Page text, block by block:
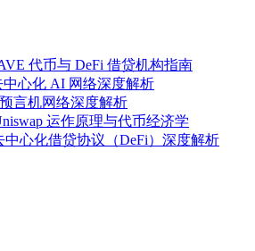
代币与 DeFi 借贷机构指南
中心化 AI 网络深度解析
言机网络深度解析
运作原理与代币经济学
中心化借贷协议（DeFi）深度解析